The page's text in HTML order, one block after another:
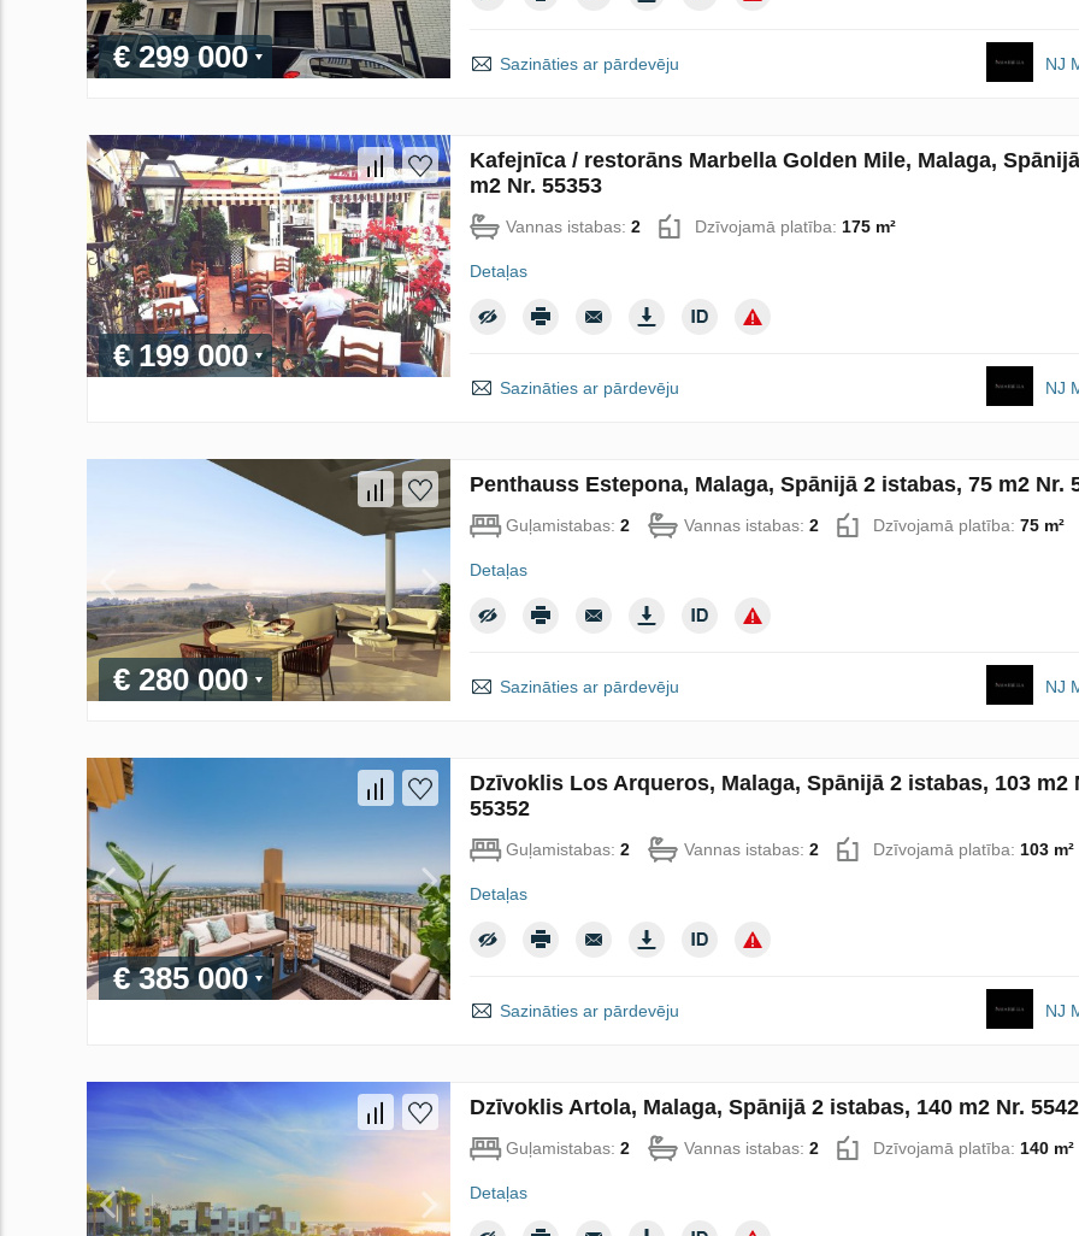
€ 299 000 Sazināties ar pārdevēju NJ
€ 199 000
Kafejnīca / restorāns Marbella Golden Mile, Malaga,
m2 Nr. 55353
Vannas istabas: 2 Dzīvojamā platība: 175 m²
Detaļas
Sazināties ar pārdevēju NJ
€ 280 000
Penthauss Estepona, Malaga, Spānijā 2 istabas, 75 m2 Nr.
Guļamistabas: 2 Vannas istabas: 2 Dzīvojamā platība: 75 m²
Detaļas
Sazināties ar pārdevēju NJ
€ 385 000
Dzīvoklis Los Arqueros, Malaga, Spānijā 2 istabas, 103 m2
55352
Guļamistabas: 2 Vannas istabas: 2 Dzīvojamā platība: 103 m²
Detaļas
Sazināties ar pārdevēju NJ
Dzīvoklis Artola, Malaga, Spānijā 2 istabas, 140 m2 Nr.
Guļamistabas: 2 Vannas istabas: 2 Dzīvojamā platība: 140 m²
Detaļas